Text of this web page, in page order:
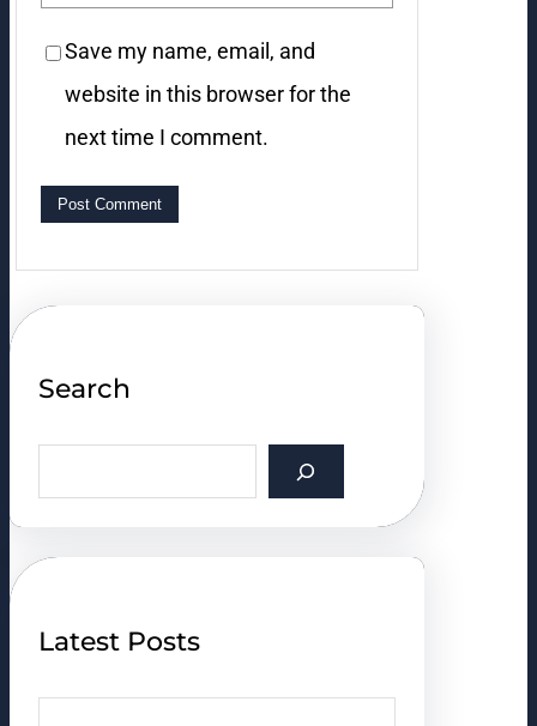
Save my name, email, and
website in this browser for the
next time I comment.
Search
c
Latest Posts